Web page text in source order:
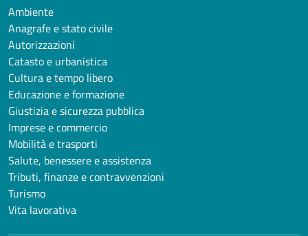
Ambiente
Anagrafe e stato civile
Autorizzazioni
Catasto e urbanistica
Cultura e tempo libero
Educazione e formazione
Giustizia e sicurezza pubblica
Imprese e commercio
Mobilità e trasporti
Salute, benessere e assistenza
Tributi, finanze e contravvenzioni
Turismo
Vita lavorativa